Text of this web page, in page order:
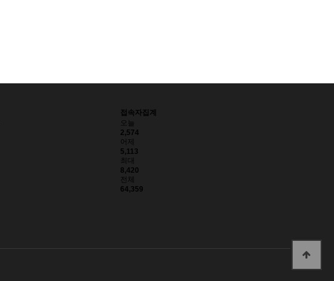
접속자집계
오늘
2,574
어제
5,113
최대
8,420
전체
64,359